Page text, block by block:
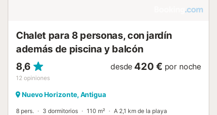
Chalet para 8 personas, con jardín
además de piscina y balcón
8,6
12 opiniones
desde 420 € por noche
Nuevo Horizonte, Antigua
8 pers. 3 dormitorios 110 m² A 2,1 km de la playa